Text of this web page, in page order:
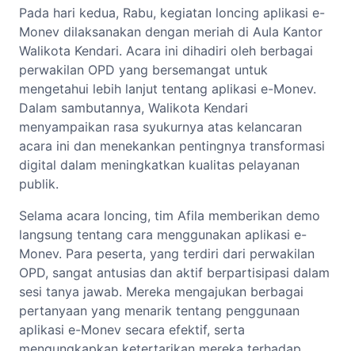
Pada hari kedua, Rabu, kegiatan loncing aplikasi e-
Monev dilaksanakan dengan meriah di Aula Kantor
Walikota Kendari. Acara ini dihadiri oleh berbagai
perwakilan OPD yang bersemangat untuk
mengetahui lebih lanjut tentang aplikasi e-Monev.
Dalam sambutannya, Walikota Kendari
menyampaikan rasa syukurnya atas kelancaran
acara ini dan menekankan pentingnya transformasi
digital dalam meningkatkan kualitas pelayanan
publik.
Selama acara loncing, tim Afila memberikan demo
langsung tentang cara menggunakan aplikasi e-
Monev. Para peserta, yang terdiri dari perwakilan
OPD, sangat antusias dan aktif berpartisipasi dalam
sesi tanya jawab. Mereka mengajukan berbagai
pertanyaan yang menarik tentang penggunaan
aplikasi e-Monev secara efektif, serta